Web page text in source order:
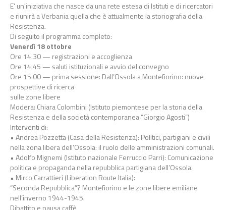
E' un'iniziativa che nasce da una rete estesa di Istituti e di ricercatori
e riunirà a Verbania quella che è attualmente la storiografia della
Resistenza.
Di seguito il programma completo:
Venerdì 18 ottobre
Ore 14.30 — registrazioni e accoglienza
Ore 14.45 — saluti istituzionali e avvio del convegno
Ore 15.00 — prima sessione: Dall’Ossola a Montefiorino: nuove
prospettive di ricerca
sulle zone libere
Modera: Chiara Colombini (Istituto piemontese per la storia della
Resistenza e della società contemporanea “Giorgio Agosti”)
Interventi di:
• Andrea Pozzetta (Casa della Resistenza): Politici, partigiani e civili
nella zona libera dell’Ossola: il ruolo delle amministrazioni comunali.
• Adolfo Mignemi (Istituto nazionale Ferruccio Parri): Comunicazione
politica e propaganda nella repubblica partigiana dell’Ossola.
• Mirco Carrattieri (Liberation Route Italia):
“Seconda Repubblica”? Montefiorino e le zone libere emiliane
nell’inverno 1944-1945.
Dibattito e pausa caffè